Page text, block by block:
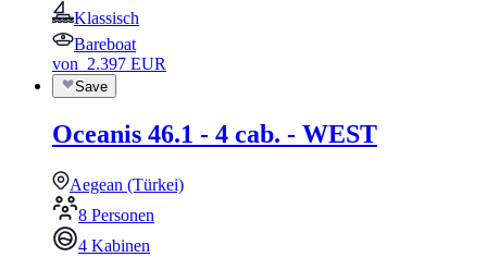
Klassisch
Bareboat
von 2.397 EUR
Save
Oceanis 46.1 - 4 cab. - WEST
Aegean (Türkei)
8 Personen
4 Kabinen